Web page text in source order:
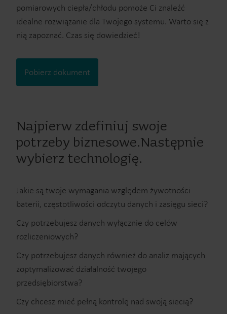
pomiarowych ciepła/chłodu pomoże Ci znaleźć
idealne rozwiązanie dla Twojego systemu. Warto się z
nią zapoznać. Czas się dowiedzieć!
Pobierz dokument
Najpierw zdefiniuj swoje
potrzeby biznesowe.Następnie
wybierz technologię.
Jakie są twoje wymagania względem żywotności
baterii, częstotliwości odczytu danych i zasięgu sieci?
Czy potrzebujesz danych wyłącznie do celów
rozliczeniowych?
Czy potrzebujesz danych również do analiz mających
zoptymalizować działalność twojego
przedsiębiorstwa?
Czy chcesz mieć pełną kontrolę nad swoją siecią?